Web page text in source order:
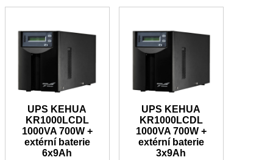
UPS KEHUA
KR1000LCDL
1000VA 700W +
extérní baterie
6x9Ah
UPS KEHUA
KR1000LCDL
1000VA 700W +
extérní baterie
3x9Ah